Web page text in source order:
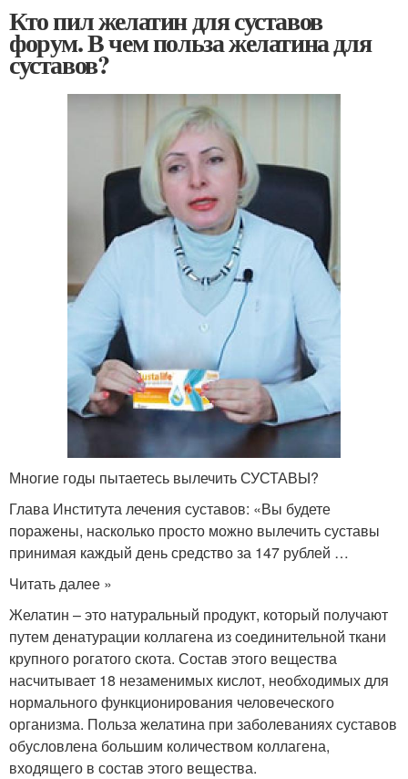
Кто пил желатин для суставов
форум. В чем польза желатина для
суставов?
Многие годы пытаетесь вылечить СУСТАВЫ?
Глава Института лечения суставов: «Вы будете
поражены, насколько просто можно вылечить суставы
принимая каждый день средство за 147 рублей …
Читать далее »
Желатин – это натуральный продукт, который получают
путем денатурации коллагена из соединительной ткани
крупного рогатого скота. Состав этого вещества
насчитывает 18 незаменимых кислот, необходимых для
нормального функционирования человеческого
организма. Польза желатина при заболеваниях суставов
обусловлена большим количеством коллагена,
входящего в состав этого вещества.